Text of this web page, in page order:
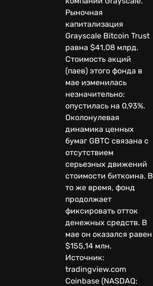
Рыночная
капитализация
Grayscale Bitcoin Trust
равна $41,08 млрд.
Стоимость акций
(паев) этого фонда в
мае изменилась
незначительно:
опустилась на 0,93%.
Околонулевая
динамика ценных
бумаг GBTC связана с
отсутствием
серьезных движений
стоимости биткоина. В
то же время, фонд
продолжает
фиксировать отток
денежных средств. В
мае он оказался равен
$155,14 млн.
Источник:
tradingview.com
Coinbase (NASDAQ: